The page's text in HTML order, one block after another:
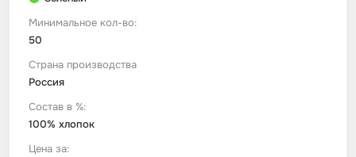
Минимальное кол-во:
50
Страна производства
Россия
Состав в %:
100% хлопок
Цена за:
Шелк Армани
Штапель